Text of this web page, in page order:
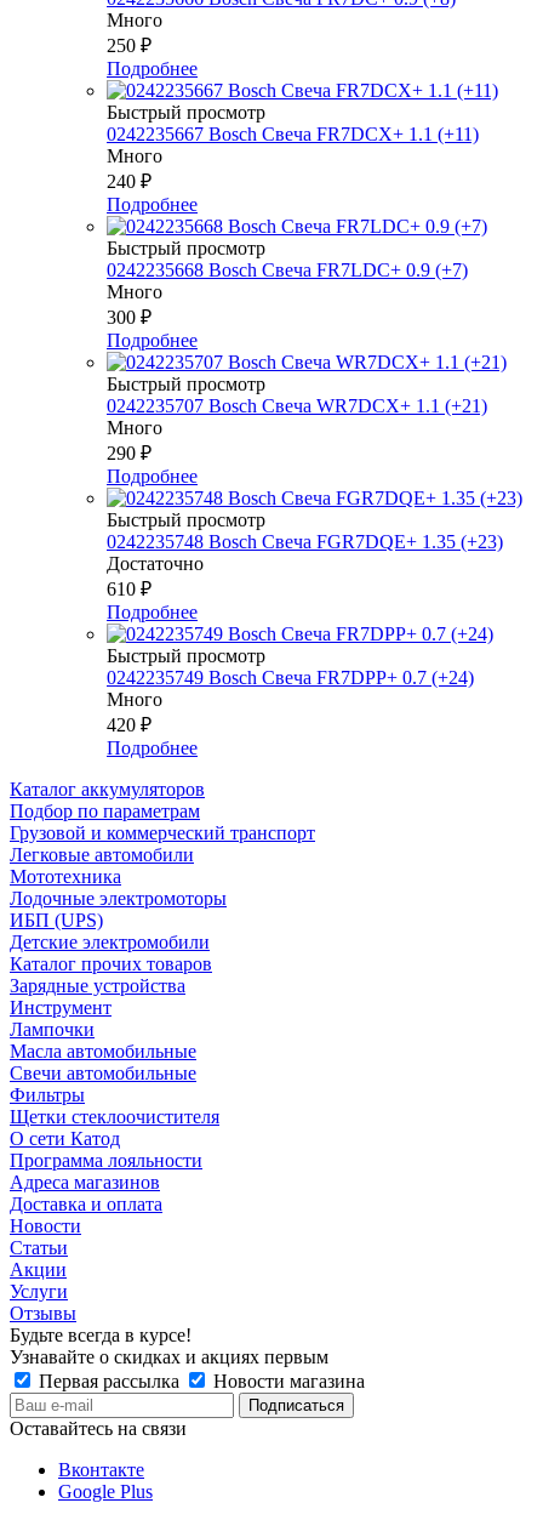
Много
250 ₽
Подробнее
Быстрый просмотр
0242235667 Bosch Свеча FR7DCX+ 1.1 (+11)
Много
240 ₽
Подробнее
Быстрый просмотр
0242235668 Bosch Свеча FR7LDC+ 0.9 (+7)
Много
300 ₽
Подробнее
Быстрый просмотр
0242235707 Bosch Свеча WR7DCX+ 1.1 (+21)
Много
290 ₽
Подробнее
Быстрый просмотр
0242235748 Bosch Свеча FGR7DQE+ 1.35 (+23)
Достаточно
610 ₽
Подробнее
Быстрый просмотр
0242235749 Bosch Свеча FR7DPP+ 0.7 (+24)
Много
420 ₽
Подробнее
Каталог аккумуляторов
Подбор по параметрам
Грузовой и коммерческий транспорт
Легковые автомобили
Мототехника
Лодочные электромоторы
ИБП (UPS)
Детские электромобили
Каталог прочих товаров
Зарядные устройства
Инструмент
Лампочки
Масла автомобильные
Свечи автомобильные
Фильтры
Щетки стеклоочистителя
О сети Катод
Программа лояльности
Адреса магазинов
Доставка и оплата
Новости
Статьи
Акции
Услуги
Отзывы
Будьте всегда в курсе!
Узнавайте о скидках и акциях первым
Первая рассылка
Новости магазина
Оставайтесь на связи
Вконтакте
Google Plus